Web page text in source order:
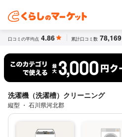
口コミの平均点 4.86 累計口コミ数 78,169
洗濯機（洗濯槽）クリーニング
縦型 ・ 石川県河北郡